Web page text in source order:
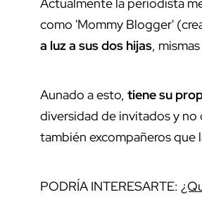
como 'Mommy Blogger'
a luz a sus dos hijas,
Aunado a esto, tiene su
diversidad de invitados y no
también excompañeros que
PODRÍA INTERESARTE: